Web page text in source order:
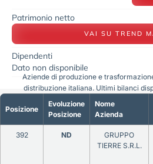
Patrimonio netto
VAI SU TREND
Dipendenti
Dato non disponibile
Posizione
Evoluzione
Posizione
Nome
Azienda
392 ND
GRUPPO
TIERRE S.R.L.
Aziende di produzione e
distribuzione italiana. Ultimi bilanci